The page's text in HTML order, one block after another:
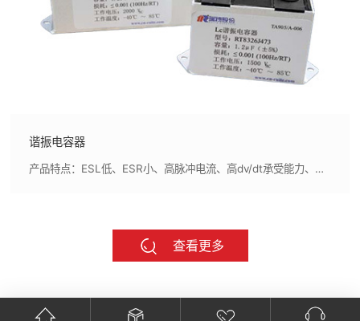
谐振电容器
产品特点：ESL低、ESR小、高脉冲电流、高dv/dt承受能力、耐压高、损耗小、温升低、寿命长等
查看更多